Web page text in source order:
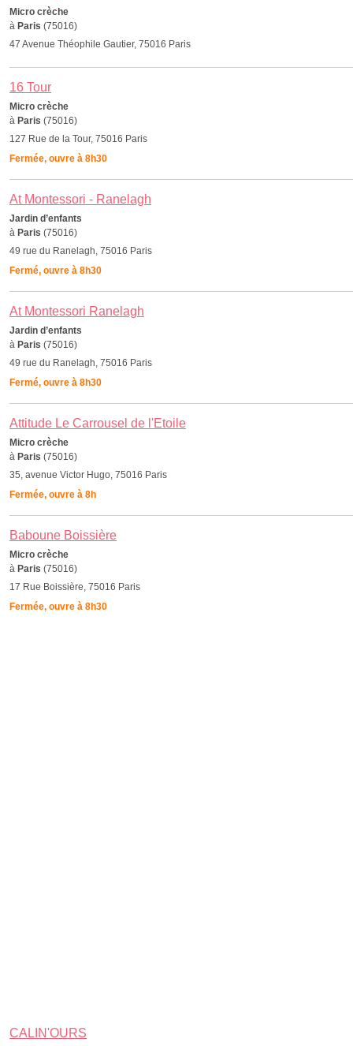
Micro crèche
à Paris (75016)
47 Avenue Théophile Gautier, 75016 Paris
16 Tour
Micro crèche
à Paris (75016)
127 Rue de la Tour, 75016 Paris
Fermée, ouvre à 8h30
At Montessori - Ranelagh
Jardin d’enfants
à Paris (75016)
49 rue du Ranelagh, 75016 Paris
Fermé, ouvre à 8h30
At Montessori Ranelagh
Jardin d’enfants
à Paris (75016)
49 rue du Ranelagh, 75016 Paris
Fermé, ouvre à 8h30
Attitude Le Carrousel de l'Etoile
Micro crèche
à Paris (75016)
35, avenue Victor Hugo, 75016 Paris
Fermée, ouvre à 8h
Baboune Boissière
Micro crèche
à Paris (75016)
17 Rue Boissière, 75016 Paris
Fermée, ouvre à 8h30
CALIN'OURS